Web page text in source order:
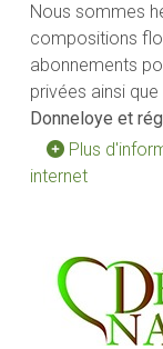
Nous sommes
compositions
abonnements
privées ainsi
Donneloye et
Plus
internet